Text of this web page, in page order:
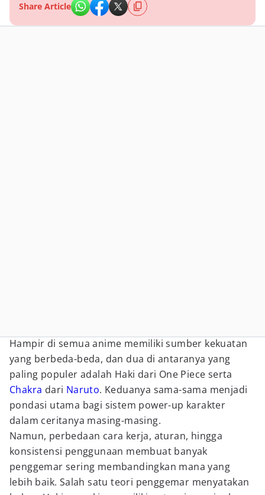
Share Article
Hampir di semua anime memiliki sumber kekuatan
yang berbeda-beda, dan dua di antaranya yang
paling populer adalah Haki dari One Piece serta
Chakra dari Naruto. Keduanya sama-sama menjadi
pondasi utama bagi sistem power-up karakter
dalam ceritanya masing-masing.
Namun, perbedaan cara kerja, aturan, hingga
konsistensi penggunaan membuat banyak
penggemar sering membandingkan mana yang
lebih baik. Salah satu teori penggemar menyatakan